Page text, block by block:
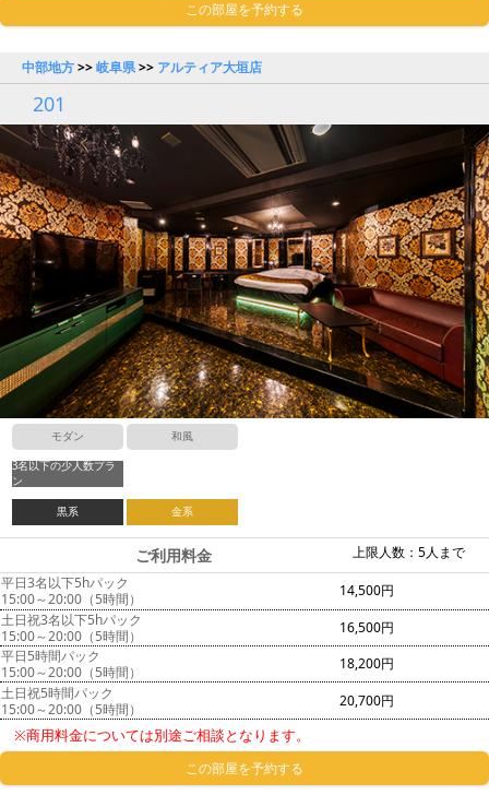
この部屋を予約する
中部地方>>岐阜県>> アルティア大垣店
201
モダン 和風
3名以下の少人数プラ
ン
黒系 金系
上限人数：5人まで
ご利用料金
平日3名以下5hパック
15:00～20:00（5時間）
14,500円
土日祝3名以下5hパック
15:00～20:00（5時間）
16,500円
平日5時間パック
15:00～20:00（5時間）
18,200円
土日祝5時間パック
15:00～20:00（5時間）
20,700円
※商用料金については別途ご相談となります。
この部屋を予約する